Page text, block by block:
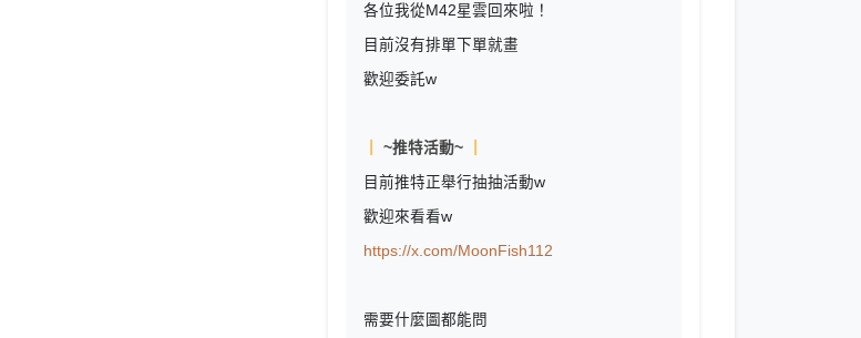
各位我從M42星雲回來啦！
目前沒有排單下單就畫
歡迎委託w
~推特活動~
目前推特正舉行抽抽活動w
歡迎來看看w
https://x.com/MoonFish112
需要什麼圖都能問